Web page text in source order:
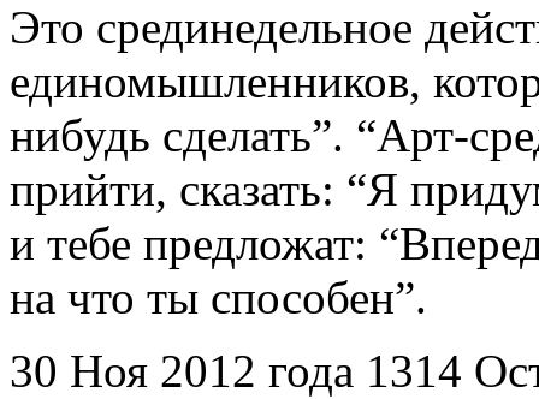
Это срединедельное
единомышленников,
нибудь сделать”. “Арт-
прийти, сказать: “Я
и тебе предложат:
на что ты способен”.
30 Ноя 2012 года 1314